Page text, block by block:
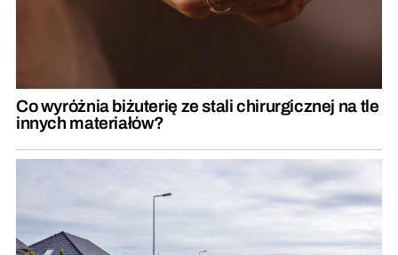
Co wyróżnia biżuterię ze stali chirurgicznej na tle
innych materiałów?